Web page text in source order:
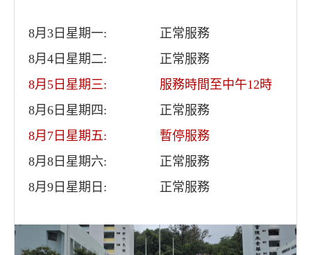
8月3日星期一:
正常服務
8月4日星期二:
正常服務
8月5日星期三:
服務時間至中午12時
8月6日星期四:
正常服務
8月7日星期五:
暫停服務
8月8日星期六:
正常服務
8月9日星期日:
正常服務